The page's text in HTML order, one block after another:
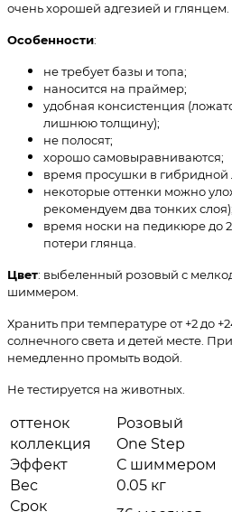
очень хорошей адгезией и глянцем.
Особенности:
не требует базы и топа;
наносится на праймер;
удобная консистенция
лишнюю толщину);
не полосят;
хорошо самовыравниваются;
время просушки в гибридной
некоторые оттенки можно
рекомендуем два тонких слоя);
время носки на педикюре до
потери глянца.
Цвет: выбеленный розовый с
шиммером.
Хранить при температуре от +2 до
солнечного света и детей месте.
немедленно промыть водой.
Не тестируется на животных.
оттенок
Розовый
коллекция
One Step
Эффект
С шиммером
Вес
0.05 кг
Срок